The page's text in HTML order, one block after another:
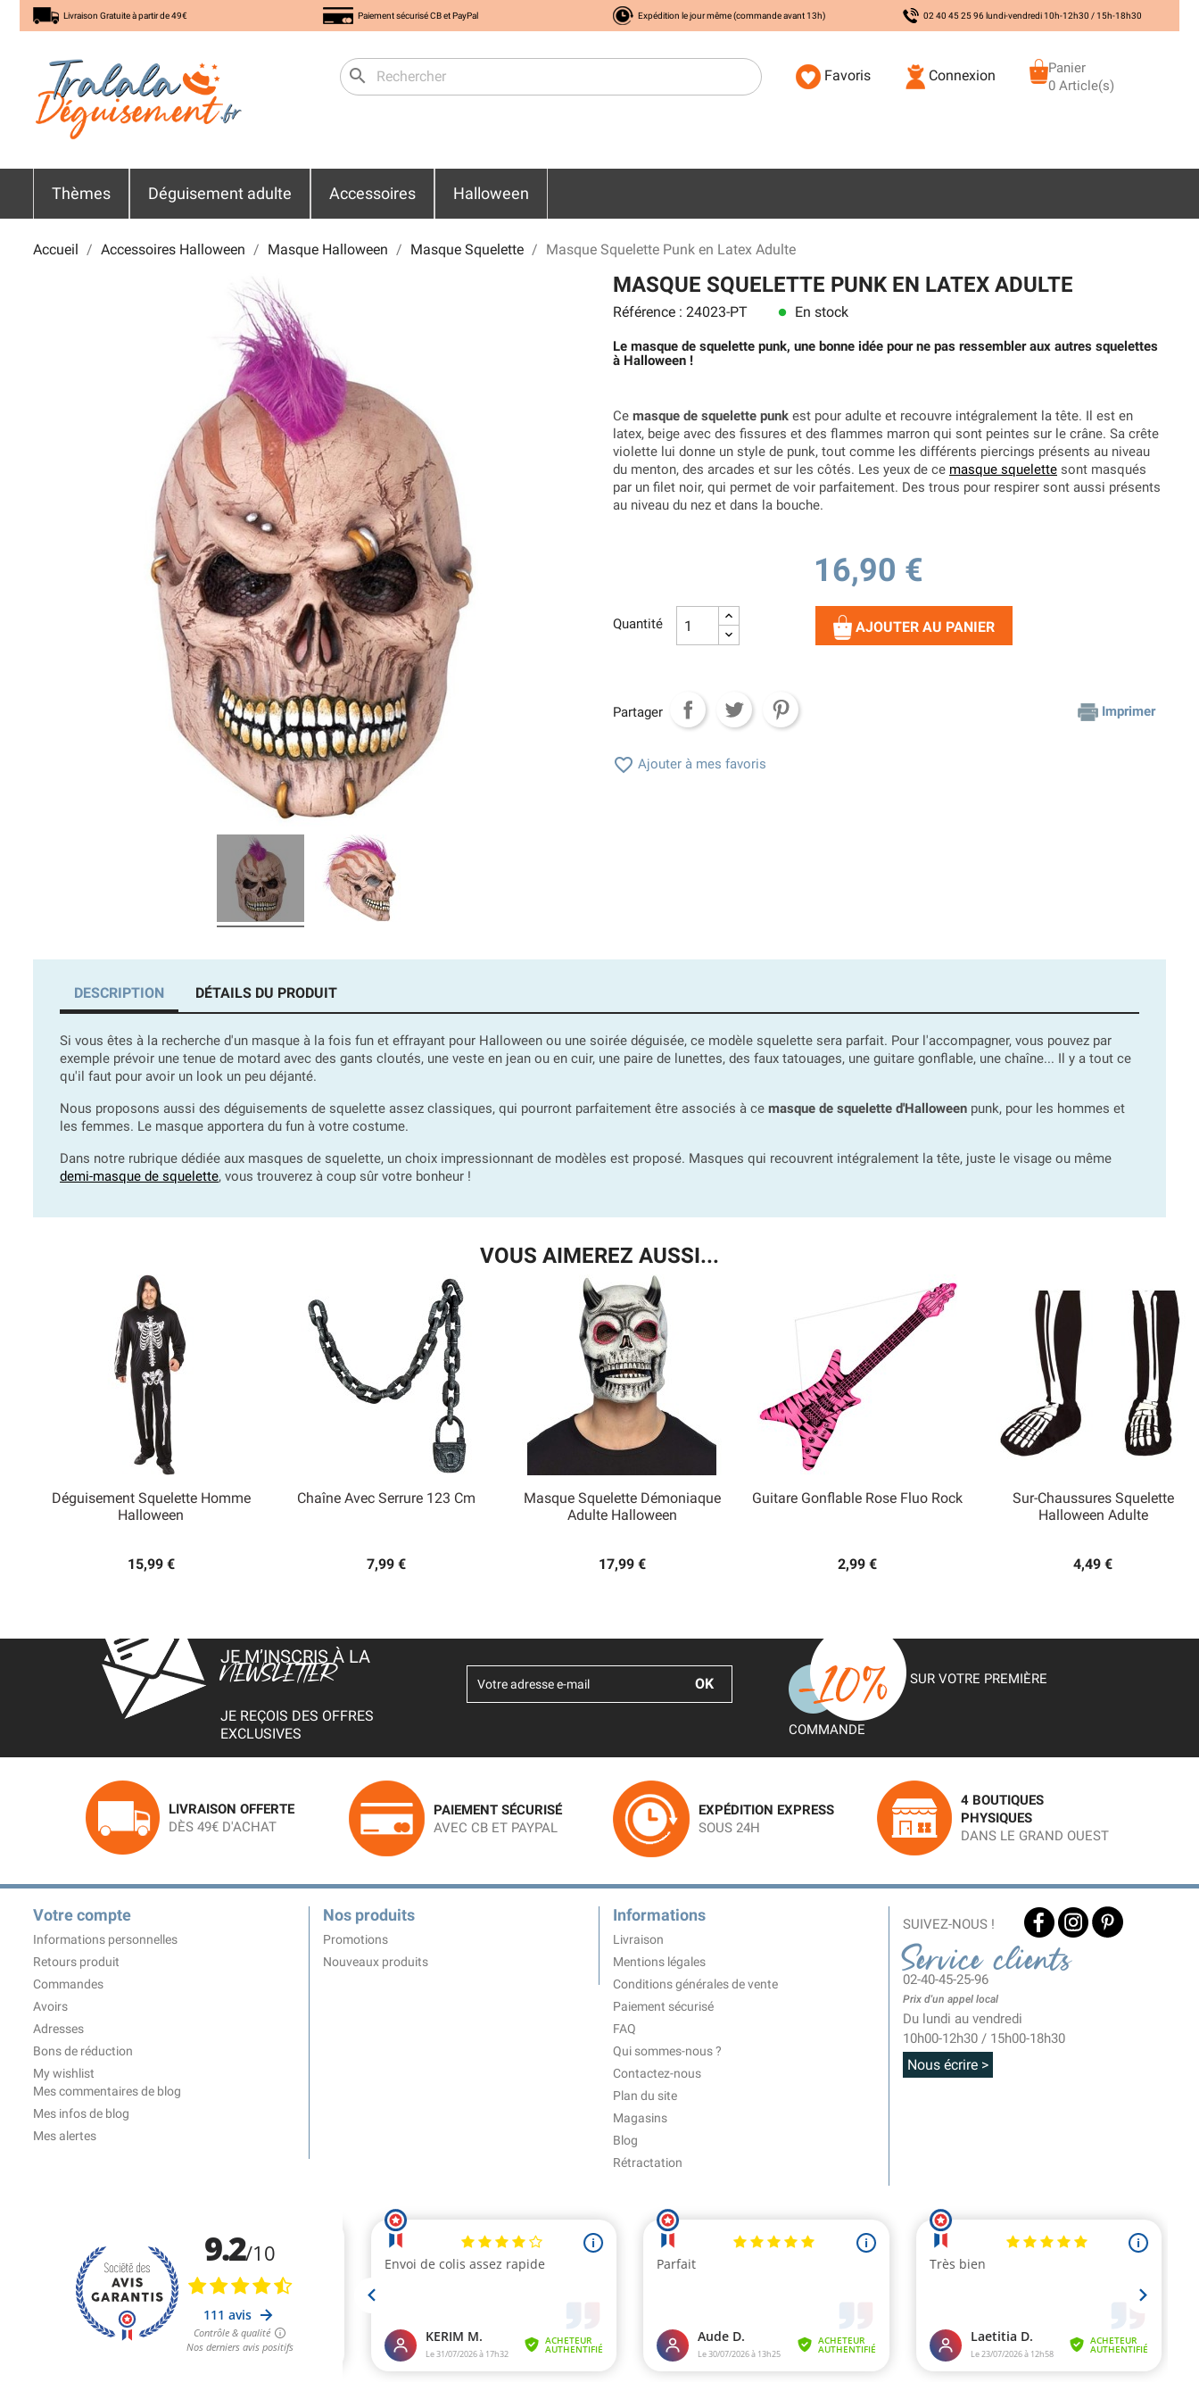
Livraison Gratuite à partir de 49€ Paiement sécurisé CB et PayPal Expédition le jour même (commande avant 13h) 02 40 45 25 96 lundi-vendredi 10h-12h30 / 15h-18h30
search Favoris Connexion
Panier
0 Article(s)
Thèmes Déguisement adulte Accessoires Halloween
Accueil Accessoires Halloween Masque Halloween Masque Squelette Masque Squelette Punk en Latex Adulte
MASQUE SQUELETTE PUNK EN LATEX ADULTE
Référence : 24023-PT lens En stock
Le masque de squelette punk, une bonne idée pour ne pas ressembler aux autres squelettes
à Halloween !
Ce masque de squelette punk est pour adulte et recouvre intégralement la tête. Il est en
latex, beige avec des fissures et des flammes marron qui sont peintes sur le crâne. Sa crête
violette lui donne un style de punk, tout comme les différents piercings présents au niveau
du menton, des arcades et sur les côtés. Les yeux de ce masque squelette sont masqués
par un filet noir, qui permet de voir parfaitement. Des trous pour respirer sont aussi présents
au niveau du nez et dans la bouche.
16,90 €
Quantité AJOUTER AU PANIER
Partager Imprimer
 Ajouter à mes favoris
DESCRIPTION DÉTAILS DU PRODUIT
Si vous êtes à la recherche d'un masque à la fois fun et effrayant pour Halloween ou une soirée déguisée, ce modèle squelette sera parfait. Pour l'accompagner, vous pouvez par
exemple prévoir une tenue de motard avec des gants cloutés, une veste en jean ou en cuir, une paire de lunettes, des faux tatouages, une guitare gonflable, une chaîne... Il y a tout ce
qu'il faut pour avoir un look un peu déjanté.
Nous proposons aussi des déguisements de squelette assez classiques, qui pourront parfaitement être associés à ce masque de squelette d'Halloween punk, pour les hommes et
les femmes. Le masque apportera du fun à votre costume.
Dans notre rubrique dédiée aux masques de squelette, un choix impressionnant de modèles est proposé. Masques qui recouvrent intégralement la tête, juste le visage ou même
demi-masque de squelette, vous trouverez à coup sûr votre bonheur !
VOUS AIMEREZ AUSSI...
Déguisement Squelette Homme
Halloween
15,99 €
Aperçu rapide
Chaîne Avec Serrure 123 Cm
7,99 €
Masque Squelette Démoniaque
Adulte Halloween
17,99 €
Aperçu rapide
Guitare Gonflable Rose Fluo Rock
2,99 €
Sur-Chaussures Squelette
Halloween Adulte
4,49 €
Aperçu rapide
JE M’INSCRIS À LA
NEWSLETTER
JE REÇOIS DES OFFRES
EXCLUSIVES
SUR VOTRE PREMIÈRE
COMMANDE
LIVRAISON OFFERTE
DÈS 49€ D'ACHAT
PAIEMENT SÉCURISÉ
AVEC CB ET PAYPAL
EXPÉDITION EXPRESS
SOUS 24H
4 BOUTIQUES
PHYSIQUES
DANS LE GRAND OUEST
Votre compte
Informations personnelles
Retours produit
Commandes
Avoirs
Adresses
Bons de réduction
My wishlist
Mes commentaires de blog
Mes infos de blog
Mes alertes
Nos produits
Promotions
Nouveaux produits
Informations
Livraison
Mentions légales
Conditions générales de vente
Paiement sécurisé
FAQ
Qui sommes-nous ?
Contactez-nous
Plan du site
Magasins
Blog
Rétractation
SUIVEZ-NOUS !
Service clients
02-40-45-25-96
Prix d'un appel local
Du lundi au vendredi
10h00-12h30 / 15h00-18h30
Nous écrire >